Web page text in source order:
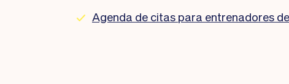
Agenda de citas para entrenadores